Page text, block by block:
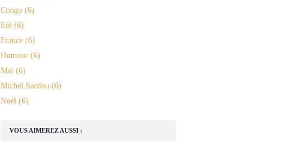
VOUS AIMEREZ AUSSI :
Congo (6)
Eté (6)
France (6)
Humour (6)
Mai (6)
Michel Sardou (6)
Noël (6)